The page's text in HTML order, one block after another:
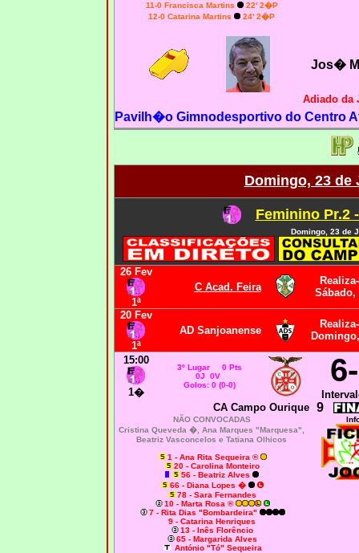
11-0 Francisca Martins
22' 2�P
12-0 Catarina Martins
24' 2�P
Jos�
Adiado da
Pavilh�o Gimnodesportivo do Centro
Domingo, 23 de
Feminino Pr.2
Domingo, 23 de
26 Fev
1ª
C Acad. Feira
Sábado,
20 Fev
1ª
AD Sanjoanense
15:00
1�
3º Lugar 0 Pts
0J 0V
Golos: 0 (0-0)
CA Campo Ourique
9
NÃO CONVOCADAS
Cristina Queveda �, Ana Marques "Marquesa",
Beatriz Vasconcelos e Tatiana Olhicos
1 - Ana Rita Sequeira ®
20 - Carolina Monteiro
56 - Beatriz Alves
66 - Diana Lopes �
78 - Sara Fernandes
10 - Marta Rosa ®
7 - Rita Dias "Bombardeira"
9 - Catarina Henriques
13 - Inês Florêncio
65 - Margarida Alves
António "Tó" Sequeira